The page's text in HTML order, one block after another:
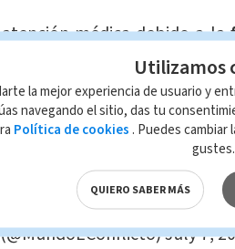
médica debido a la
Argentina, policía evita un
de dos disparos a un
pareja con un arma de fuego.
July 7,
Utilizamos
la mejor experiencia de usuario y
navegando el sitio, das tu
Política de cookies . Puedes
gustes.
QUIERO SABER MÁS